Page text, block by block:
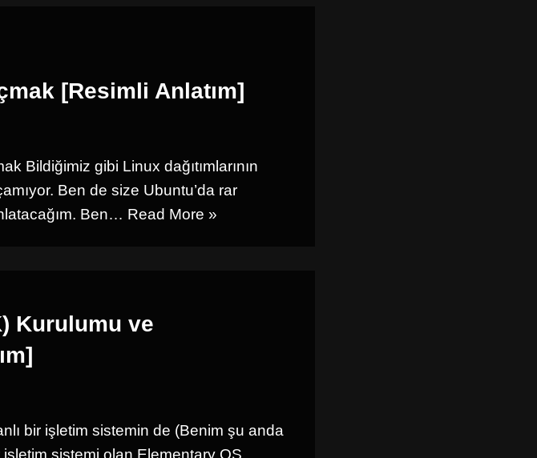
[Resimli Anlatım]
Bildiğimiz gibi Linux dağıtımlarının
Ben de size Ubuntu’da rar
Ben… Read More »
Kurulumu ve
bir işletim sistemin de (Benim şu anda
işletim sistemi olan Elementary OS.